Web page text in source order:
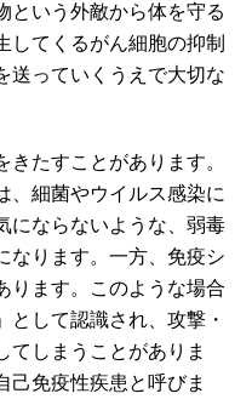
という外敵から体を守る
してくるがん細胞の抑制
送っていくうえで大切な
たすことがあります。
、細菌やウイルス感染に
にならないような、弱毒
なります。一方、免疫シ
ります。このような場合
として認識され、攻撃・
てしまうことがありま
己免疫性疾患と呼びま